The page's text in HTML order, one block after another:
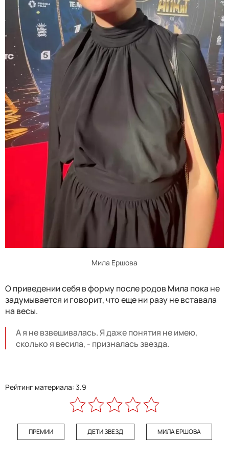
Мила Ершова
О приведении себя в форму после родов Мила пока не
задумывается и говорит, что еще ни разу не вставала
на весы.
А я не взвешивалась. Я даже понятия не имею,
сколько я весила, - призналась звезда.
Рейтинг материала: 3.9
ПРЕМИИ ДЕТИ ЗВЕЗД МИЛА ЕРШОВА